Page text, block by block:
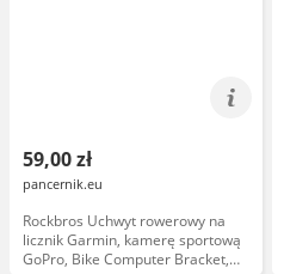
59,00 zł
pancernik.eu
Rockbros Uchwyt rowerowy na
licznik Garmin, kamerę sportową
GoPro, Bike Computer Bracket,